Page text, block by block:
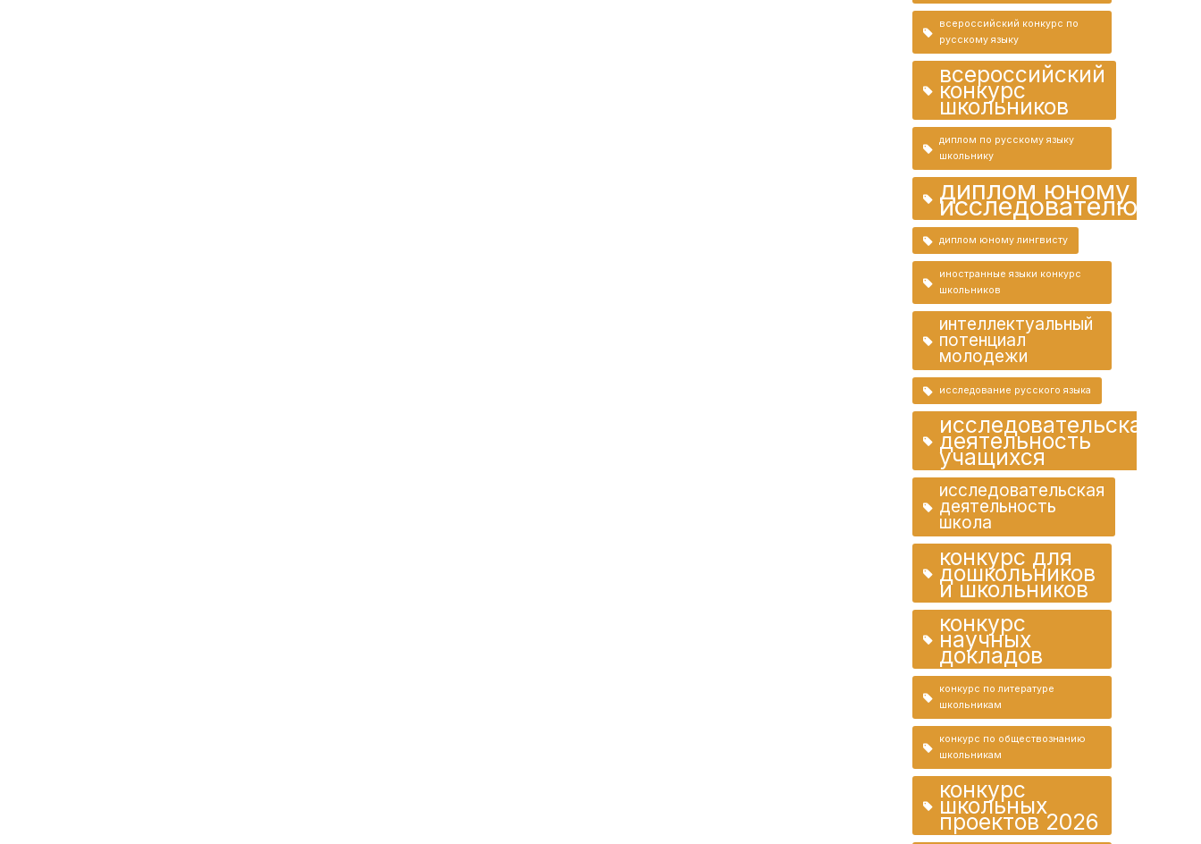
всероссийский конкурс по
русскому языку
всероссийский
конкурс
школьников
диплом по русскому языку
школьнику
диплом юному
исследователю
диплом юному лингвисту
иностранные языки конкурс
школьников
интеллектуальный
потенциал
молодежи
исследование русского языка
исследовательская
деятельность
учащихся
исследовательская
деятельность
школа
конкурс для
дошкольников
и школьников
конкурс
научных
докладов
конкурс по литературе
школьникам
конкурс по обществознанию
школьникам
конкурс
школьных
проектов 2026